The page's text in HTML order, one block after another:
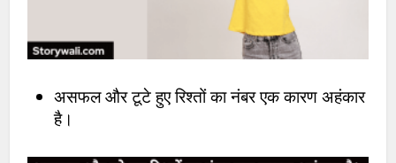
असफल और टूटे हुए रिश्तों का नंबर एक कारण अहंकार
है।